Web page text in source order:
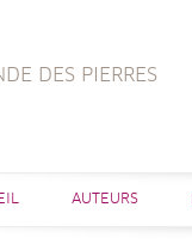
DES PIERRES
AUTEURS